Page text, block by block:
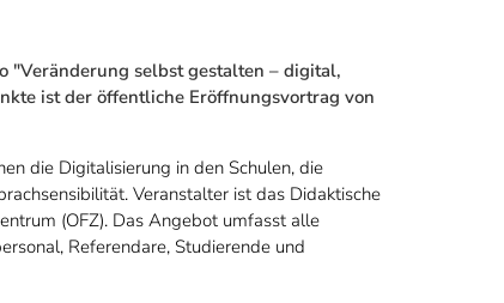
"Veränderung selbst gestalten – digital,
ist der öffentliche Eröffnungsvortrag von
die Digitalisierung in den Schulen, die
Veranstalter ist das Didaktische
(OFZ). Das Angebot umfasst alle
Referendare, Studierende und